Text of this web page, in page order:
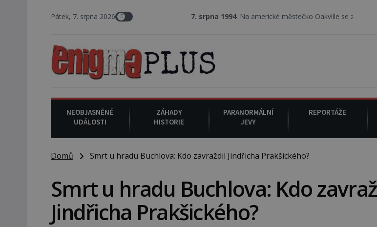
Pátek, 7. srpna 2026 : Na americké městečko Oakville se z nebe snáší podivná
NEOBJASNĚNÉ
UDÁLOSTI
ZÁHADY
HISTORIE
PARANORMÁLNÍ
JEVY
REPORTÁŽE
Domů Smrt u hradu Buchlova: Kdo zavraždil Jindřicha Prakšického?
Smrt u hradu Buchlova: Kdo
Jindřicha Prakšického?